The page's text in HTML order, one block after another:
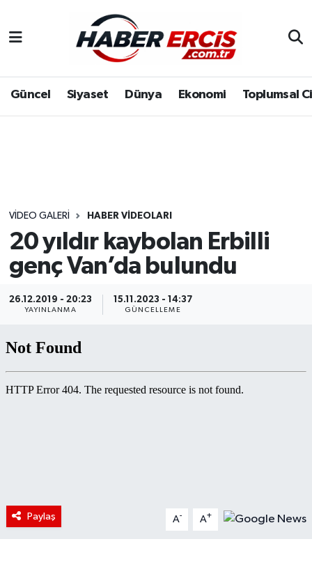
Güncel Siyaset Dünya Ekonomi Toplumsal
VIDEO GALERI HABER VİDEOLARI
20 yıldır kaybolan Erbilli
genç Van’da bulundu
26.12.2019 - 20:23
YAYINLANMA
15.11.2023 - 14:37
GÜNCELLEME
Paylaş A- A+